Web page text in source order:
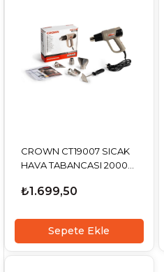
CROWN CT19007 SICAK
HAVA TABANCASI 2000
₺1.699,50
Sepete Ekle